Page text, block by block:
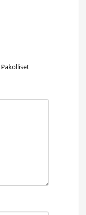
Pakolliset